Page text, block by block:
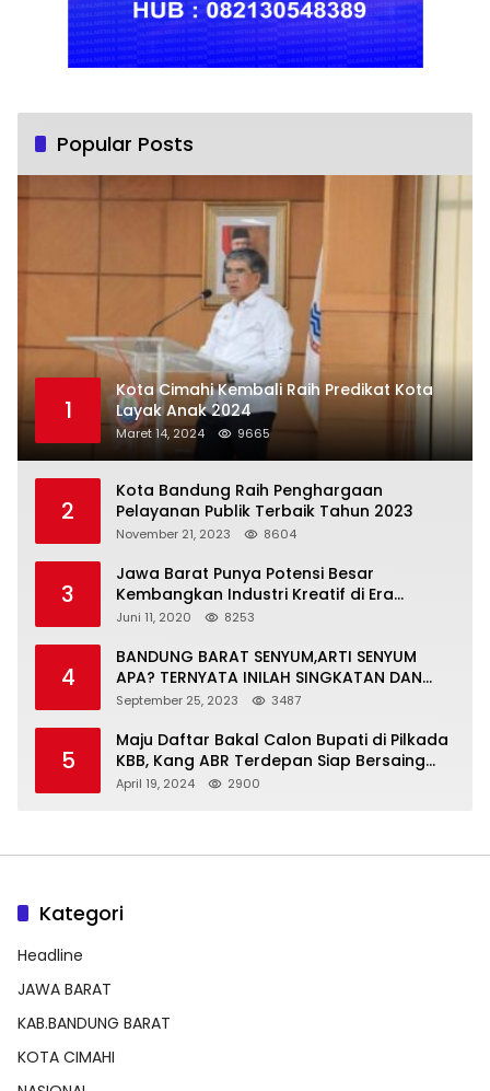
Popular Posts
1
Kota Cimahi Kembali Raih Predikat Kota
Layak Anak 2024
Maret 14, 2024 9665
2
Kota Bandung Raih Penghargaan
Pelayanan Publik Terbaik Tahun 2023
November 21, 2023 8604
3
Jawa Barat Punya Potensi Besar
Kembangkan Industri Kreatif di Era
Normal Baru
Juni 11, 2020 8253
4
BANDUNG BARAT SENYUM,ARTI SENYUM
APA? TERNYATA INILAH SINGKATAN DAN
MAKNANYA
September 25, 2023 3487
5
Maju Daftar Bakal Calon Bupati di Pilkada
KBB, Kang ABR Terdepan Siap Bersaing
Dengan Balon Lainnya
April 19, 2024 2900
Kategori
Headline
JAWA BARAT
KAB.BANDUNG BARAT
KOTA CIMAHI